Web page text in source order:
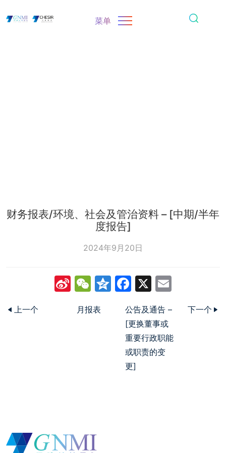
菜单
财务报表/环境、社会及管治资料 – [中期/半年
度报告]
2024年9月20日
SinaWeChat
Qzone
Facebook
X
上一个 月报表
公告及通告 –
[更换董事或
重要行政职能
或职责的变
更]
下一个